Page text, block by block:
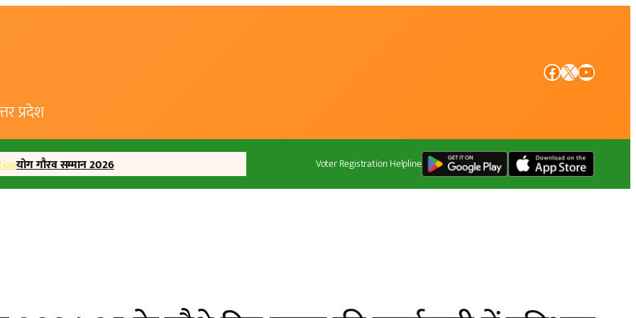
प्रदेश
Facebook X YouTube
योग गौरव सम्मान 2026 Voter Registration Helpline